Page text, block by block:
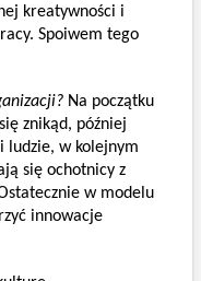
kreatywności i
Spoiwem tego
Na początku
znikąd, później
ludzie, w kolejnym
się ochotnicy z
w modelu
innowacje